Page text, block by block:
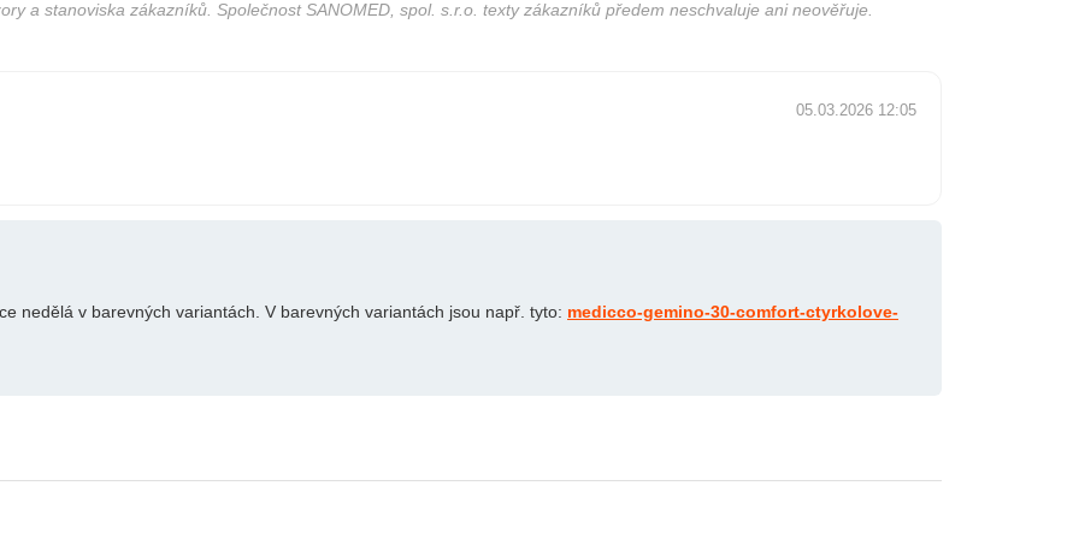
a stanoviska zákazníků. Společnost SANOMED, spol. s.r.o. texty zákazníků předem neschvaluje ani neověřuje.
05.03.2026 12:05
nedělá v barevných variantách. V barevných variantách jsou např. tyto: medicco-gemino-30-comfort-ctyrkolove-